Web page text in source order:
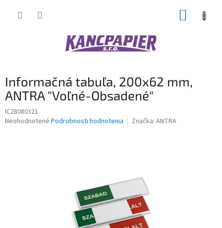
Informačná tabuľa, 200x62 mm,
ANTRA "Voľné-Obsadené"
IC28080321
Priemerné
Neohodnotené Podrobnosti hodnotenia Značka: ANTRA